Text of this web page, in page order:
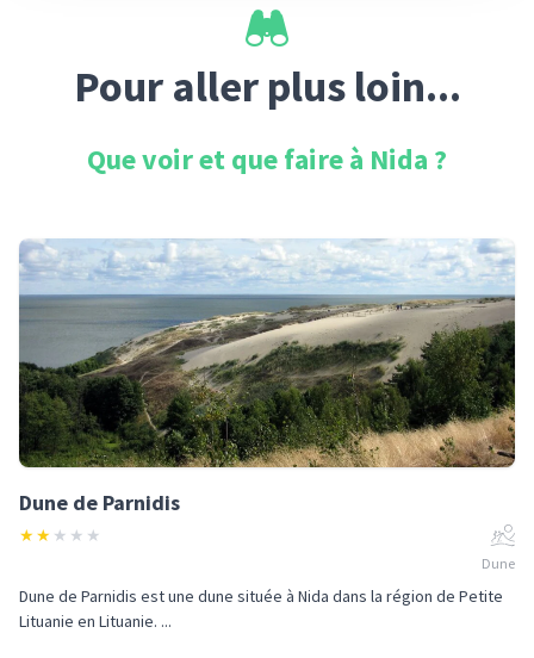
Pour aller plus loin...
Que voir et que faire à Nida ?
Dune de Parnidis
★★ ★ ★ ★
Dune
Dune de Parnidis est une dune située à Nida dans la région de Petite
Lituanie en Lituanie. ...